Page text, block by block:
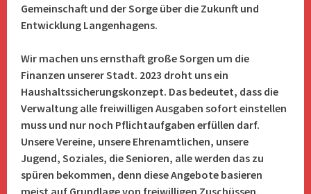
Gemeinschaft und der Sorge über die Zukunft und
Entwicklung Langenhagens.
Wir machen uns ernsthaft große Sorgen um die
Finanzen unserer Stadt. 2023 droht uns ein
Haushaltssicherungskonzept. Das bedeutet, dass die
Verwaltung alle freiwilligen Ausgaben sofort einstellen
muss und nur noch Pflichtaufgaben erfüllen darf.
Unsere Vereine, unsere Ehrenamtlichen, unsere
Jugend, Soziales, die Senioren, alle werden das zu
spüren bekommen, denn diese Angebote basieren